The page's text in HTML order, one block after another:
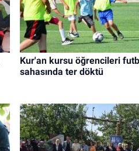
Kur'an kursu öğrencileri
sahasında ter döktü